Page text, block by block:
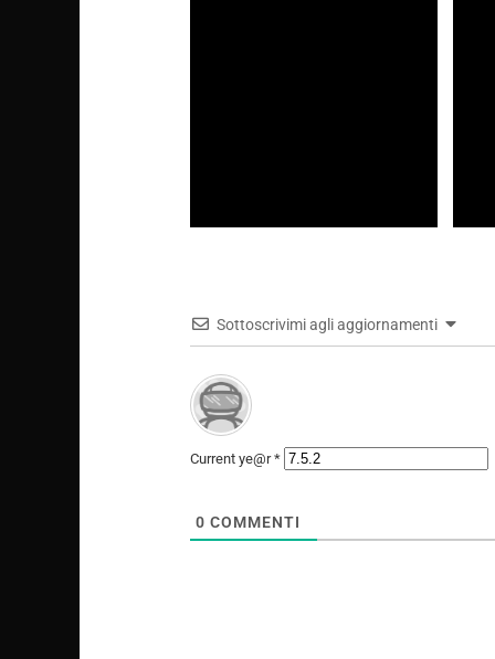
Sottoscrivimi agli aggiornamenti
Current ye@r*
0 COMMENTI